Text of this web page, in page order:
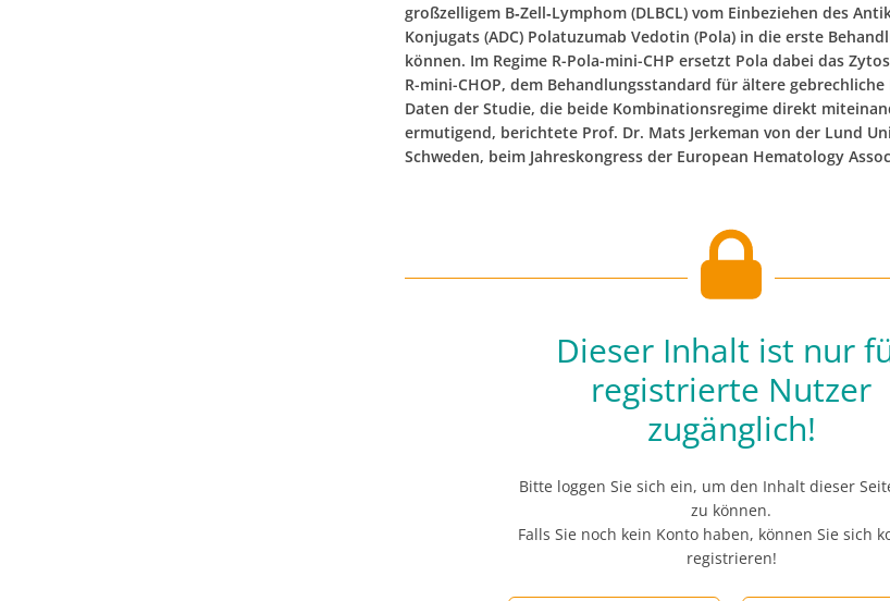
großzelligem B‑Zell‑Lymphom (DLBCL) vom Einbeziehen des
Konjugats (ADC) Polatuzumab Vedotin (Pola) in die erste
können. Im Regime R-Pola-mini-CHP ersetzt Pola dabei das
R-mini-CHOP, dem Behandlungsstandard für ältere
Daten der Studie, die beide Kombinationsregime direkt
ermutigend, berichtete Prof. Dr. Mats Jerkeman von der Lund
Schweden, beim Jahreskongress der European Hematology
Dieser Inhalt ist nur
registrierte Nutzer
zugänglich!
Bitte loggen Sie sich ein, um den Inhalt dieser
zu können.
Falls Sie noch kein Konto haben, können Sie sich
registrieren!